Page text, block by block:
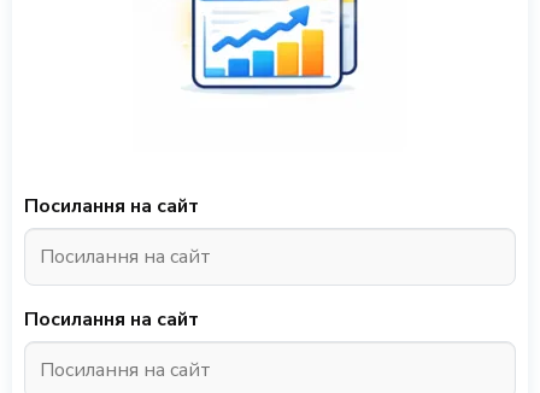
Посилання на сайт
Посилання на сайт